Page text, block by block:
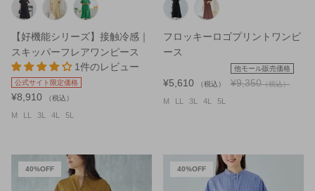
シューズ
【好機能シリーズ】接触冷感｜
スキッパーフレアワンピース
1件のレビュー
公式サイト限定価格
¥8,910 （税込）
M LL 3L 4L 5L
フロッキーロゴプリントワンピ
ース
¥5,610 （税込）
他モール販売価格
¥9,350（税込）
M LL 3L 4L 5L
40%OFF 40%OFF